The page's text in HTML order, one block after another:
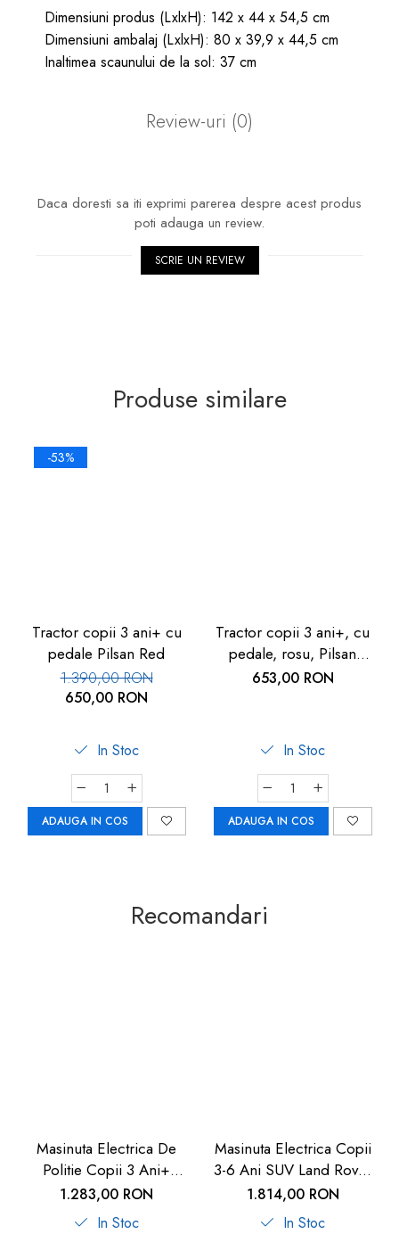
Dimensiuni produs (LxlxH): 142 x 44 x 54,5 cm
Dimensiuni ambalaj (LxlxH): 80 x 39,9 x 44,5 cm
Inaltimea scaunului de la sol: 37 cm
Review-uri (0)
Daca doresti sa iti exprimi parerea despre acest produs
poti adauga un review.
SCRIE UN REVIEW
Produse similare
-53%
Tractor copii 3 ani+ cu
pedale Pilsan Red
1.390,00 RON
650,00 RON
In Stoc
ADAUGA IN COS
Tractor copii 3 ani+, cu
pedale, rosu, Pilsan
Active
653,00 RON
In Stoc
ADAUGA IN COS
Recomandari
Masinuta Electrica De
Politie Copii 3 Ani+
Chipolino | Carboysafety
1.283,00 RON
In Stoc
Masinuta Electrica Copii
3-6 Ani SUV Land Rover
Negru Chipolino |
Carboysafety
1.814,00 RON
In Stoc